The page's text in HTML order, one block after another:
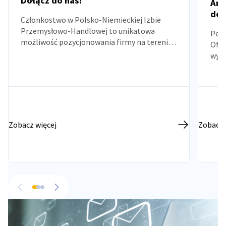
Członkostwo w Polsko-Niemieckiej Izbie
Przemysłowo-Handlowej to unikatowa
możliwość pozycjonowania firmy na terenie
Zobacz więcej
do
Zobacz
Powrót Przejdź do następnego